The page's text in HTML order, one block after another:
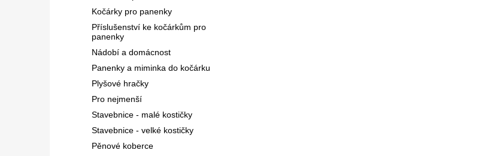
Kočárky pro panenky
Příslušenství ke kočárkům pro
panenky
Nádobí a domácnost
Panenky a miminka do kočárku
Plyšové hračky
Pro nejmenší
Stavebnice - malé kostičky
Stavebnice - velké kostičky
Pěnové koberce